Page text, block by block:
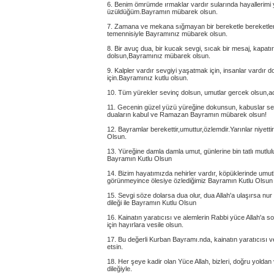
6. Benim ömrümde ırmaklar vardır sularında
üzüldüğüm.Bayramın mübarek olsun.
7. Zamana ve mekana sığmayan bir bereketle
temennisiyle Bayramınız mübarek olsun.
8. Bir avuç dua, bir kucak sevgi, sıcak bir mesaj,
dolsun,Bayramınız mübarek olsun.
9. Kalpler vardır sevgiyi yaşatmak için, insanlar vardır
için.Bayramınız kutlu olsun.
10. Tüm yürekler sevinç dolsun, umutlar gercek
11. Gecenin güzel yüzü yüreğine dokunsun, kabuslar
duaların kabul ve Ramazan Bayramın mübarek olsun!
12. Bayramlar berekettir,umuttur,özlemdir.Yarınlar
Olsun.
13. Yüreğine damla damla umut, günlerine bin tatlı
Bayramın Kutlu Olsun
14. Bizim hayatımızda nehirler vardır, köpüklerinde
görünmeyince ölesiye özlediğimiz Bayramın Kutlu Olsun
15. Sevgi söze dolarsa dua olur, dua Allah'a ulaşırsa
dileği ile Bayramın Kutlu Olsun
16. Kainatın yaratıcısı ve alemlerin Rabbi yüce
için hayırlara vesile olsun.
17. Bu değerli Kurban Bayramı.nda, kainatın yaratıcısı
etsin.
18. Her şeye kadir olan Yüce Allah, bizleri, doğru
dileğiyle.